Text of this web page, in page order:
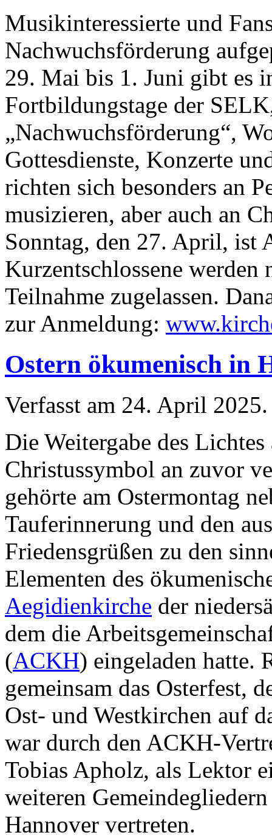
Musikinteressierte und
Nachwuchsförderung
29. Mai bis 1. Juni gibt es
Fortbildungstage der
„Nachwuchsförderung“,
Gottesdienste, Konzerte
richten sich besonders an
musizieren, aber auch an
Sonntag, den 27. April, ist
Kurzentschlossene
Teilnahme zugelassen.
zur Anmeldung:
Ostern ökumenisch in
Verfasst am 24. April 2025.
Die Weitergabe des Lichtes
Christussymbol an zuvor
gehörte am Ostermontag
Tauferinnerung und den
Friedensgrüßen zu den
Elementen des
Aegidienkirche der
dem die
(ACKH) eingeladen hatte.
gemeinsam das Osterfest,
Ost- und Westkirchen auf
war durch den ACKH-
Tobias Apholz, als Lektor
weiteren
Hannover vertreten.